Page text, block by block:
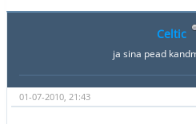
Celtic
ja sina pead
01-07-2010, 21:43